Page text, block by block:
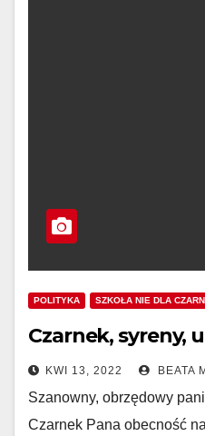
POLITYKA SZKOŁA NIE DLA
Czarnek, syreny,
KWI 13, 2022 BEATA
Szanowny, obrzędowy
Czarnek Pana obecność